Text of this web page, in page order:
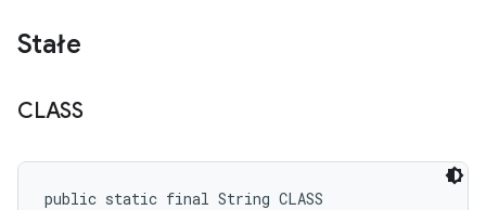
Stałe
CLASS
public static final String CLASS